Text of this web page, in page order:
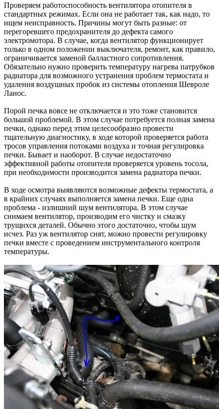
Проверяем работоспособность вентилятора отопителя в
стандартных режимах. Если она не работает так, как надо, то
ищем неисправность. Причины могут быть разные: от
перегоревшего предохранителя до дефекта самого
электромотора. В случае, когда вентилятор функционирует
только в одном положении выключателя, ремонт, как правило,
ограничивается заменой балластного сопротивления.
Обязательно нужно проверить температуру нагрева патрубков
радиатора для возможного устранения проблем термостата и
удаления воздушных пробок из системы отопления Шевроле
Ланос.
Порой печка вовсе не отключается и это тоже становится
большой проблемой. В этом случае потребуется полная замена
печки, однако перед этим целесообразно провести
тщательную диагностику, в ходе которой проверяется работа
тросов управления потоками воздуха и точная регулировка
печки. Бывает и наоборот. В случае недостаточно
эффективной работы отопителя проверяется уровень тосола,
при необходимости производится замена радиатора печки.
В ходе осмотра выявляются возможные дефекты термостата, а
в крайних случаях выполняется замена печки. Еще одна
проблема - излишний шум вентилятора. В этом случае
снимаем вентилятор, производим его чистку и смазку
трущихся деталей. Обычно этого достаточно, чтобы шум
исчез. Раз уж вентилятор снят, можно провести регулировку
печки вместе с проведением инструментального контроля
температуры.